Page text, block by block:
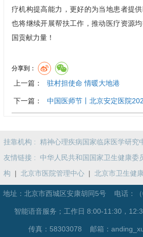
疗机构提高能力，更好的为当地患者提
也将继续开展帮扶工作，推动医疗资源
国贡献力量！
分享到：
上一篇： 驻村担使命 情暖大地港
下一篇： 中国医师节丨北京安定医院
挂靠机构 : 精神心理疾病国家临床医学研究
友情链接 : 中华人民共和国国家卫生健康委
构
| 北京市医院管理中心 | 北京市卫生健
地址：北京市西城区安康胡同5号 电话：
智能语音服务；工作日 8:00-11:30，
传真：58303078 邮箱：